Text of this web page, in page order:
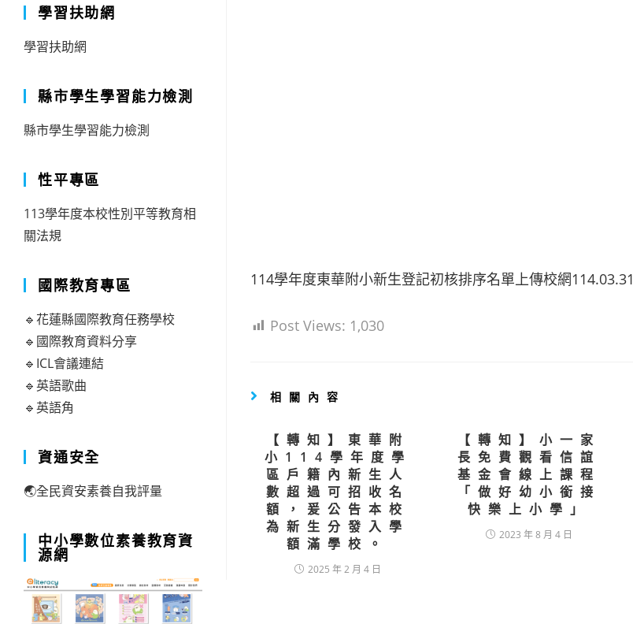
114學年度東華附小新生登記初核排序名單上傳校網114.03.31
Post Views: 1,030
相關內容
【轉知】東華附
小114學年度學
區戶籍內新生人
數超過可招收名
額，爰公告本校
為新生分發入學
額滿學校。
2025 年 2 月 4 日
【轉知】小一家
長免費觀看信誼
基金會線上課程
「做好幼小銜接
快樂上小學」
2023 年 8 月 4 日
學習扶助網
學習扶助網
縣市學生學習能力檢測
縣市學生學習能力檢測
性平專區
113學年度本校性別平等教育相
關法規
國際教育專區
🔹花蓮縣國際教育任務學校
🔹國際教育資料分享
🔹ICL會議連結
🔹英語歌曲
🔹英語角
資通安全
🌏全民資安素養自我評量
中小學數位素養教育資
源網